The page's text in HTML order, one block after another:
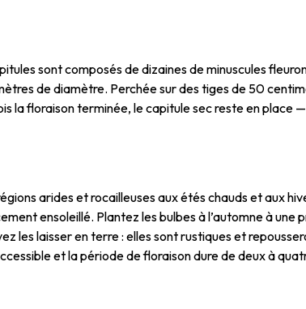
sont composés de dizaines de minuscules
de diamètre. Perchée sur des tiges de 50
la floraison terminée, le capitule sec reste en place
arides et rocailleuses aux étés chauds et aux
ensoleillé. Plantez les bulbes à l’automne à une
les laisser en terre : elles sont rustiques et
et la période de floraison dure de deux à